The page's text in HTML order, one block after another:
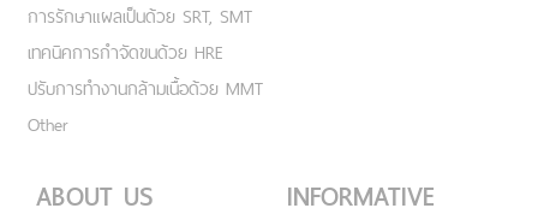
การรักษาแผลเป็นด้วย SRT, SMT
เทคนิคการกำจัดขนด้วย HRE
ปรับการทำงานกล้ามเนื้อด้วย MMT
Other
ABOUT US INFORMATIVE